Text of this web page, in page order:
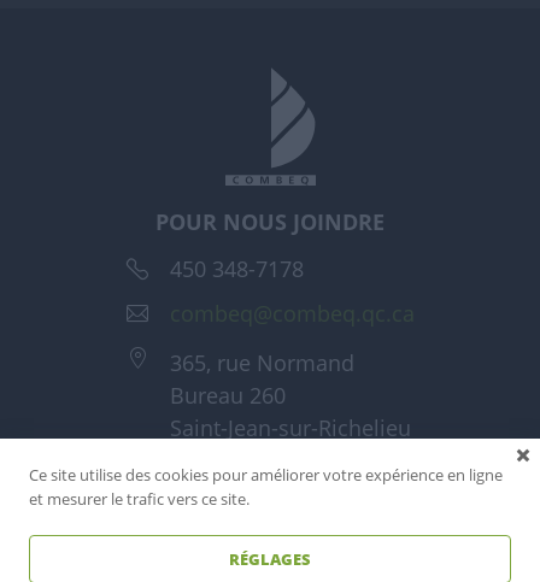
POUR NOUS JOINDRE
450 348-7178
365, rue Normand
Bureau 260
Saint-Jean-sur-Richelieu
Ce site utilise des cookies pour améliorer votre expérience en ligne
et mesurer le trafic vers ce site.
RÉGLAGES